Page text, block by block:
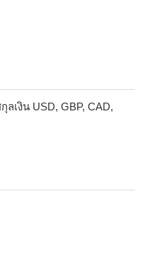
เงิน USD, GBP, CAD,